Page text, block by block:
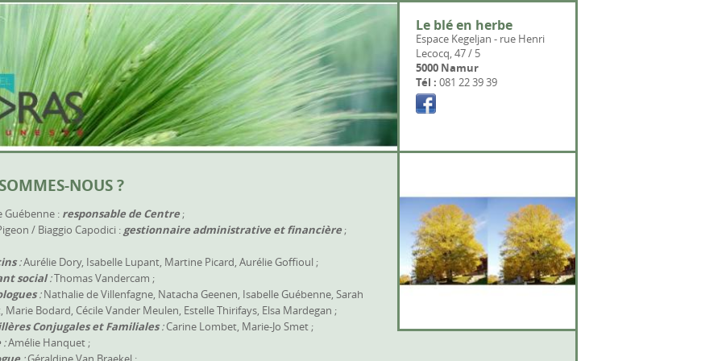
Le blé en herbe
Espace Kegeljan - rue Henri
Lecocq, 47 / 5
5000 Namur
Tél : 081 22 39 39
NOUS ?
Guébenne : responsable de Centre ;
/ Biaggio Capodici : gestionnaire administrative et financière ;
:Aurélie Dory, Isabelle Lupant, Martine Picard, Aurélie Goffioul ;
social:Thomas Vandercam ;
:Nathalie de Villenfagne, Natacha Geenen, Isabelle Guébenne, Sarah
Marie Bodard, Cécile Vander Meulen, Estelle Thirifays, Elsa Mardegan ;
Conjugales et Familiales:Carine Lombet, Marie-Jo Smet ;
:Amélie Hanquet ;